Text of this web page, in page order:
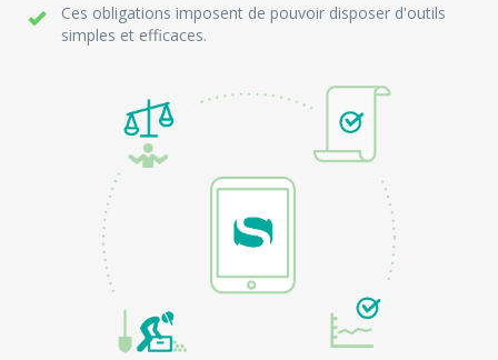
Ces obligations imposent de pouvoir disposer d'outils
simples et efficaces.